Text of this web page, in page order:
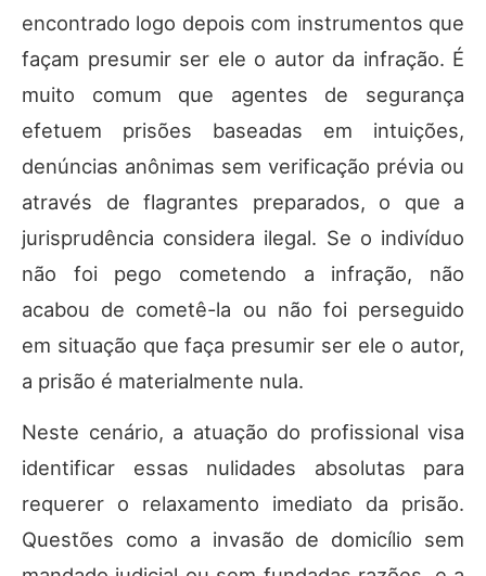
encontrado logo depois com instrumentos que
façam presumir ser ele o autor da infração. É
muito comum que agentes de segurança
efetuem prisões baseadas em intuições,
denúncias anônimas sem verificação prévia ou
através de flagrantes preparados, o que a
jurisprudência considera ilegal. Se o indivíduo
não foi pego cometendo a infração, não
acabou de cometê-la ou não foi perseguido
em situação que faça presumir ser ele o autor,
a prisão é materialmente nula.
Neste cenário, a atuação do profissional visa
identificar essas nulidades absolutas para
requerer o relaxamento imediato da prisão.
Questões como a invasão de domicílio sem